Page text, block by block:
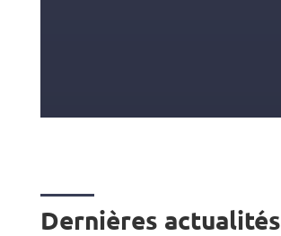
Dernières actualités